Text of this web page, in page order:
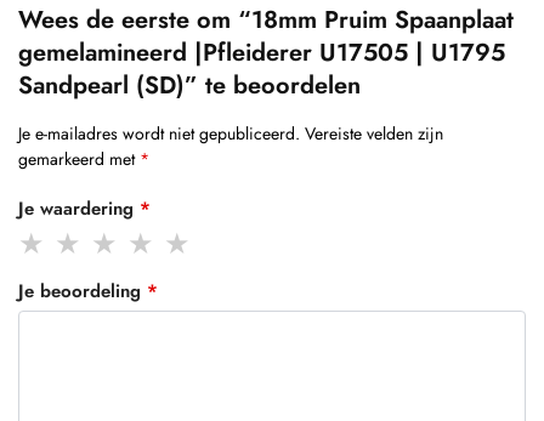
Wees de eerste om “18mm Pruim Spaanplaat
gemelamineerd |Pfleiderer U17505 | U1795
Sandpearl (SD)” te beoordelen
Je e-mailadres wordt niet gepubliceerd. Vereiste velden zijn
gemarkeerd met *
Je waardering *
Je beoordeling *